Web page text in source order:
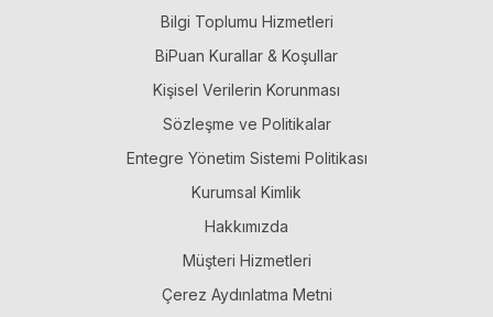
Bilgi Toplumu Hizmetleri
BiPuan Kurallar & Koşullar
Kişisel Verilerin Korunması
Sözleşme ve Politikalar
Entegre Yönetim Sistemi Politikası
Kurumsal Kimlik
Hakkımızda
Müşteri Hizmetleri
Çerez Aydınlatma Metni